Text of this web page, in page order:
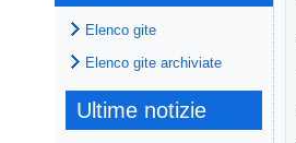
Elenco gite
Elenco gite archiviate
Ultime notizie